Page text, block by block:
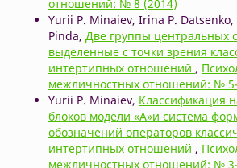
отношений: № 8 (2014)
Yurii P. Minaiev, Irina P. Datsenko,
Pinda, Две группы центральных
выделенные с точки зрения
интертипных отношений ,
межличностных отношений: №
Yurii P. Minaiev, Классификация
блоков модели «А»и система
обозначений операторов
интертипных отношений ,
межличностных отношений: №